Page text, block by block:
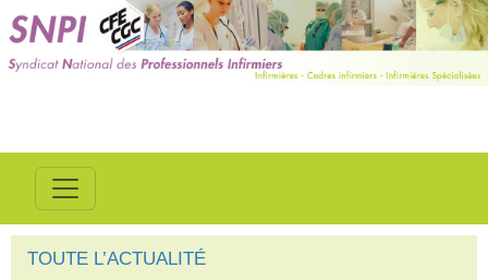
TOUTE L’ACTUALITÉ